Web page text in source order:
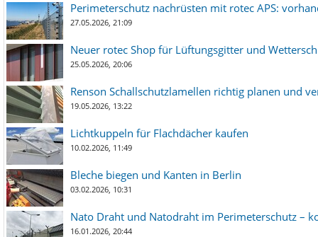
Perimeterschutz nachrüsten mit rotec APS:
27.05.2026, 21:09
Neuer rotec Shop für Lüftungsgitter und
25.05.2026, 20:06
Renson Schallschutzlamellen richtig planen und
19.05.2026, 13:22
Lichtkuppeln für Flachdächer kaufen
10.02.2026, 11:49
Bleche biegen und Kanten in Berlin
03.02.2026, 10:31
Nato Draht und Natodraht im Perimeterschutz –
16.01.2026, 20:44